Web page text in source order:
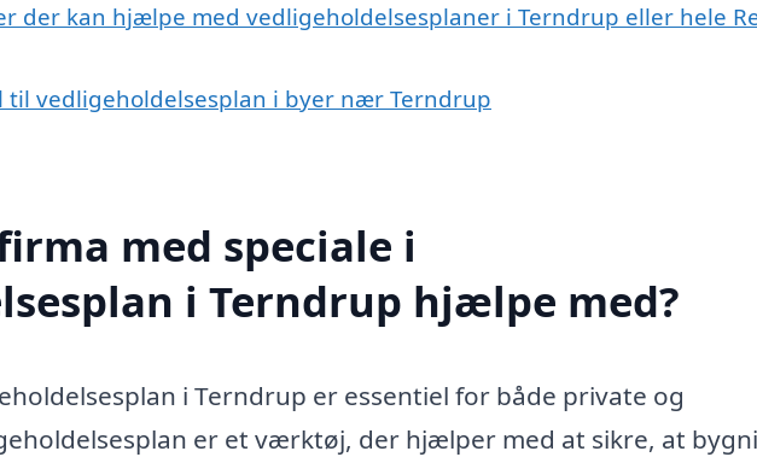
der kan hjælpe med vedligeholdelsesplaner i Terndrup eller hele
til vedligeholdelsesplan i byer nær Terndrup
med speciale i
i Terndrup hjælpe med?
i Terndrup er essentiel for både private og
er et værktøj, der hjælper med at sikre, at